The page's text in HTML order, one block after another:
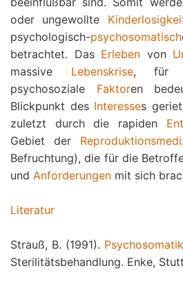
oder ungewollte
psychologisch-psychosomatisch
betrachtet. Das Erleben von
massive Lebenskrise, für
psychosoziale Faktoren
Blickpunkt des Interesses
zuletzt durch die rapiden
Gebiet der
Befruchtung), die für die
und Anforderungen mit sich
Literatur
Strauß, B. (1991). Psychosomatik
Sterilitätsbehandlung. Enke,